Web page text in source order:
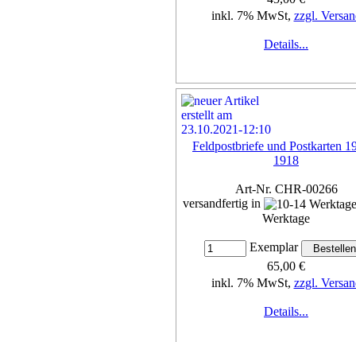
inkl. 7% MwSt, zzgl.
Details...
Feldpostbriefe und Postkarten
1918
Art-Nr. CHR-00266
versandfertig in
Werktage
Exemplar
65,00 €
inkl. 7% MwSt, zzgl.
Details...